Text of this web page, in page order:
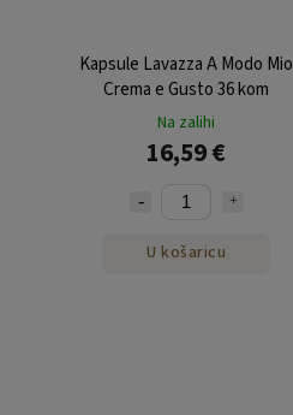
Kapsule Lavazza A Modo Mio
Crema e Gusto 36 kom
Na zalihi
16,59 €
U košaricu